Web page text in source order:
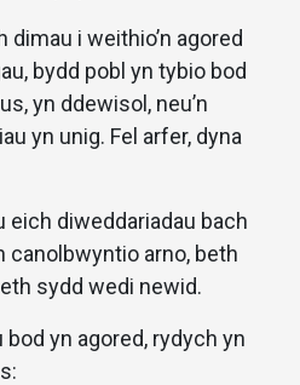
i weithio’n agored
bydd pobl yn tybio bod
yn ddewisol, neu’n
yn unig. Fel arfer, dyna
eich diweddariadau bach
canolbwyntio arno, beth
sydd wedi newid.
yn agored, rydych yn